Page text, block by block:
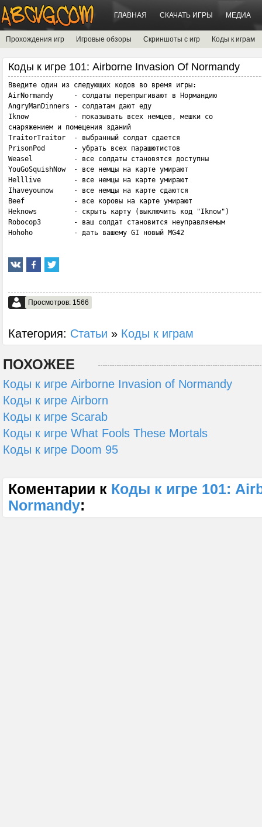
ГЛАВНАЯ СКАЧАТЬ ИГРЫ МЕДИА
Прохождения игр Игровые обзоры Скриншоты с игр Коды к играм
Коды к игре 101: Airborne Invasion Of Normandy
Введите один из следующих кодов во время игры:
AirNormandy     - солдаты перепрыгивают в Нормандию
AngryManDinners - солдатам дают еду
Iknow           - показывать всех немцев, мешки со
снаряжением и помещения зданий
TraitorTraitor  - выбранный солдат сдается
PrisonPod       - убрать всех парашютистов
Weasel          - все солдаты становятся доступны
YouGoSquishNow  - все немцы на карте умирают
Helllive        - все немцы на карте умирают
Ihaveyounow     - все немцы на карте сдаются
Beef            - все коровы на карте умирают
Heknows         - скрыть карту (выключить код "Iknow")
Robocop3        - ваш солдат становится неуправляемым
Hohoho          - дать вашему GI новый MG42
Просмотров: 1566
Категория: Статьи » Коды к играм
ПОХОЖЕЕ
Коды к игре Airborne Invasion of Normandy
Коды к игре Airborn
Коды к игре Scarab
Коды к игре What Fools These Mortals
Коды к игре Doom 95
Коментарии к Коды к игре 101:
Normandy: